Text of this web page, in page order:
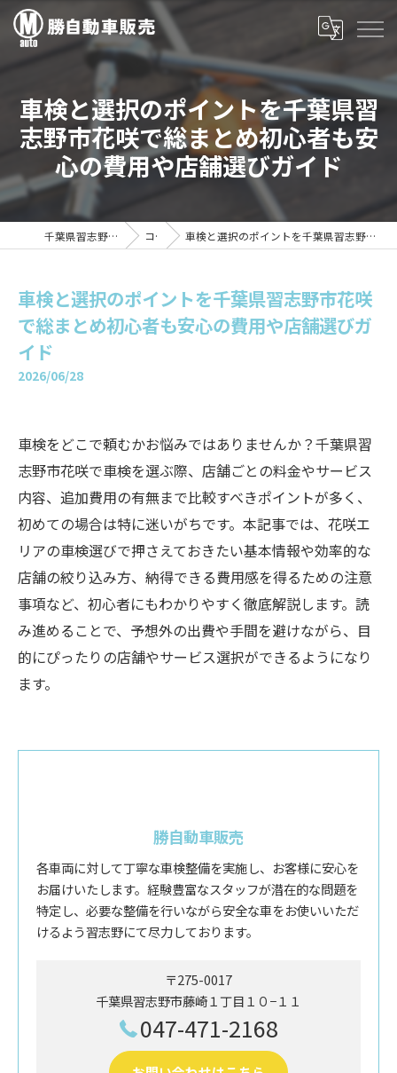
車検と選択のポイントを千葉県習
志野市花咲で総まとめ初心者も安
心の費用や店舗選びガイド
千葉県習志野の車検は勝自動車販売 コラム 車検と選択のポイントを千葉県習志野市花咲で総まとめ初心者も安心の費用や店舗選びガイド
車検と選択のポイントを千葉県習志野市花咲
で総まとめ初心者も安心の費用や店舗選びガ
イド
2026/06/28
車検をどこで頼むかお悩みではありませんか？千葉県習
志野市花咲で車検を選ぶ際、店舗ごとの料金やサービス
内容、追加費用の有無まで比較すべきポイントが多く、
初めての場合は特に迷いがちです。本記事では、花咲エ
リアの車検選びで押さえておきたい基本情報や効率的な
店舗の絞り込み方、納得できる費用感を得るための注意
事項など、初心者にもわかりやすく徹底解説します。読
み進めることで、予想外の出費や手間を避けながら、目
的にぴったりの店舗やサービス選択ができるようになり
ます。
勝自動車販売
各車両に対して丁寧な車検整備を実施し、お客様に安心を
お届けいたします。経験豊富なスタッフが潜在的な問題を
特定し、必要な整備を行いながら安全な車をお使いいただ
けるよう習志野にて尽力しております。
〒275-0017
千葉県習志野市藤崎１丁目１０−１１
047-471-2168